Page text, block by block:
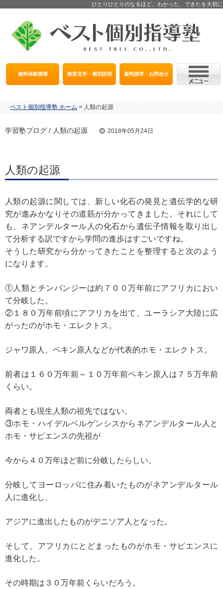
ひとりひとりのなるほど、わかった、できたを大切に
無料体験授業 教室見学・個別説明 資料請求・お問合せ
ベスト個別指導塾 ホーム > 人類の起源
学習塾ブログ / 人類の起源 2018年05月24日
人類の起源
人類の起源に関しては、新しい化石の発見と遺伝学的な研
究が進みかなりその道筋が分かってきました。それにして
も、ネアンデルタール人の化石から遺伝子情報を取り出し
て分析する訳ですから学問の進歩はすごいですね。
そうした研究から分かってきたことを整理すると次のよう
になります。
①人類とチンパンジーは約７００万年前にアフリカにおい
て分岐した。
②１８０万年前頃にアフリカを出て、ユーラシア大陸に広
がったのがホモ・エレクトス。
ジャワ原人、ペキン原人などが代表的ホモ・エレクトス。
前者は１６０万年前～１０万年前ペキン原人は７５万年前
くらい。
両者とも現生人類の祖先ではない。
③ホモ・ハイデルベルゲンシスからネアンデルタール人と
ホモ・サピエンスの先祖が
今から４０万年ほど前に分岐したらしい。
分岐してヨーロッパに住み着いたものがネアンデルタール
人に進化し、
アジアに進出したものがデニソア人となった。
そして、アフリカにとどまったものがホモ・サピエンスに
進化した。
その時期は３０万年前くらいだろう。